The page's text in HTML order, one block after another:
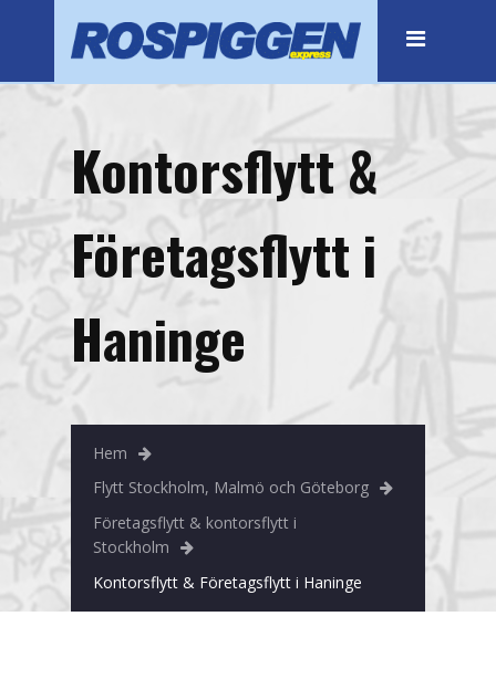
Flytt
Stockholm
Botkyrka
Bromma
Haninge
Huddinge
Kista
Norrtälje
Kontorsflytt &
Företagsflytt i
Haninge
Hem
Flytt Stockholm, Malmö och Göteborg
Företagsflytt & kontorsflytt i
Stockholm
Kontorsflytt & Företagsflytt i Haninge